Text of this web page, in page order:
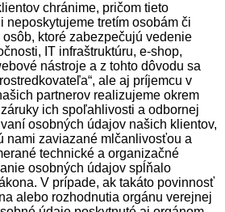
chránime, pričom tieto
neposkytujeme tretím osobám či
ktoré zabezpečujú vedenie
IT infraštruktúru, e-shop,
nástroje a z tohto dôvodu sa
ale aj príjemcu v
partnerov realizujeme okrem
ich spoľahlivosti a odbornej
osobných údajov našich klientov,
nami zaviazané mlčanlivosťou a
technické a organizačné
osobných údajov spĺňalo
V prípade, ak takáto povinnosť
alebo rozhodnutia orgánu verejnej